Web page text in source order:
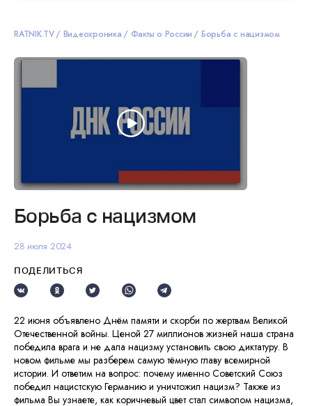
RATNIK.TV Видеохроника Факты о России Борьба с нацизмом
Борьба с нацизмом
28 июля 2024
ПОДЕЛИТЬСЯ
22 июня объявлено Днём памяти и скорби по жертвам Великой
Отечественной войны. Ценой 27 миллионов жизней наша страна
победила врага и не дала нацизму установить свою диктатуру. В
новом фильме мы разберем самую тёмную главу всемирной
истории. И ответим на вопрос: почему именно Советский Союз
победил нацистскую Германию и уничтожил нацизм? Также из
фильма Вы узнаете, как коричневый цвет стал символом нацизма,